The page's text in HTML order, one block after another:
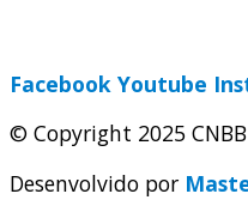
Facebook Youtube
© Copyright 2025
Desenvolvido por